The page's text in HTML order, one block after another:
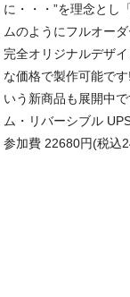
に・・・”を理念とし
ムのようにフルオー
完全オリジナルデザ
な価格で製作可能で
いう新商品も展開中
ム・リバーシブル
参加費 22680円(税込